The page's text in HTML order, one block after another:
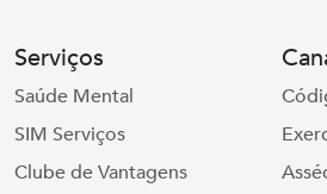
Serviços
Saúde Mental
SIM Serviços
Clube de Vantagens